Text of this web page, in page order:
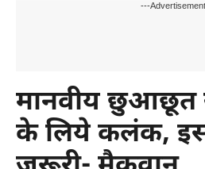
---
मानवीय छुआछूत
के लिये कलंक,